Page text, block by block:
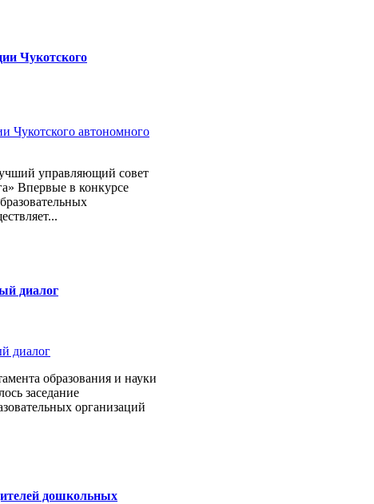
Чукотского
управляющий совет
Впервые в конкурсе
диалог
образования и науки
заседание
организаций
дошкольных